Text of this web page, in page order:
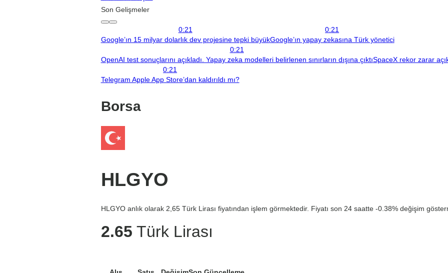
Son Gelişmeler
0:21
Google’ın 15 milyar dolarlık dev projesine tepki büyük
0:21
Google’ın yapay zekasına Türk yönetici
0:21
OpenAI test sonuçlarını açıkladı. Yapay zeka modelleri belirlenen sınırların dışına çıktıSpaceX rekor zarar
0:21
Telegram Apple App Store’dan kaldırıldı mı?
Borsa
HLGYO
HLGYO anlık olarak 2,65 Türk Lirası fiyatından işlem görmektedir. Fiyatı son 24 saatte -0.38% değişim
2.65 Türk Lirası